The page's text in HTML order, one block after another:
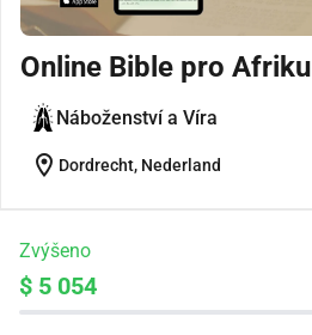
Online Bible pro Afriku
Náboženství a Víra
location_on Dordrecht, Nederland
Zvýšeno
$ 5 054